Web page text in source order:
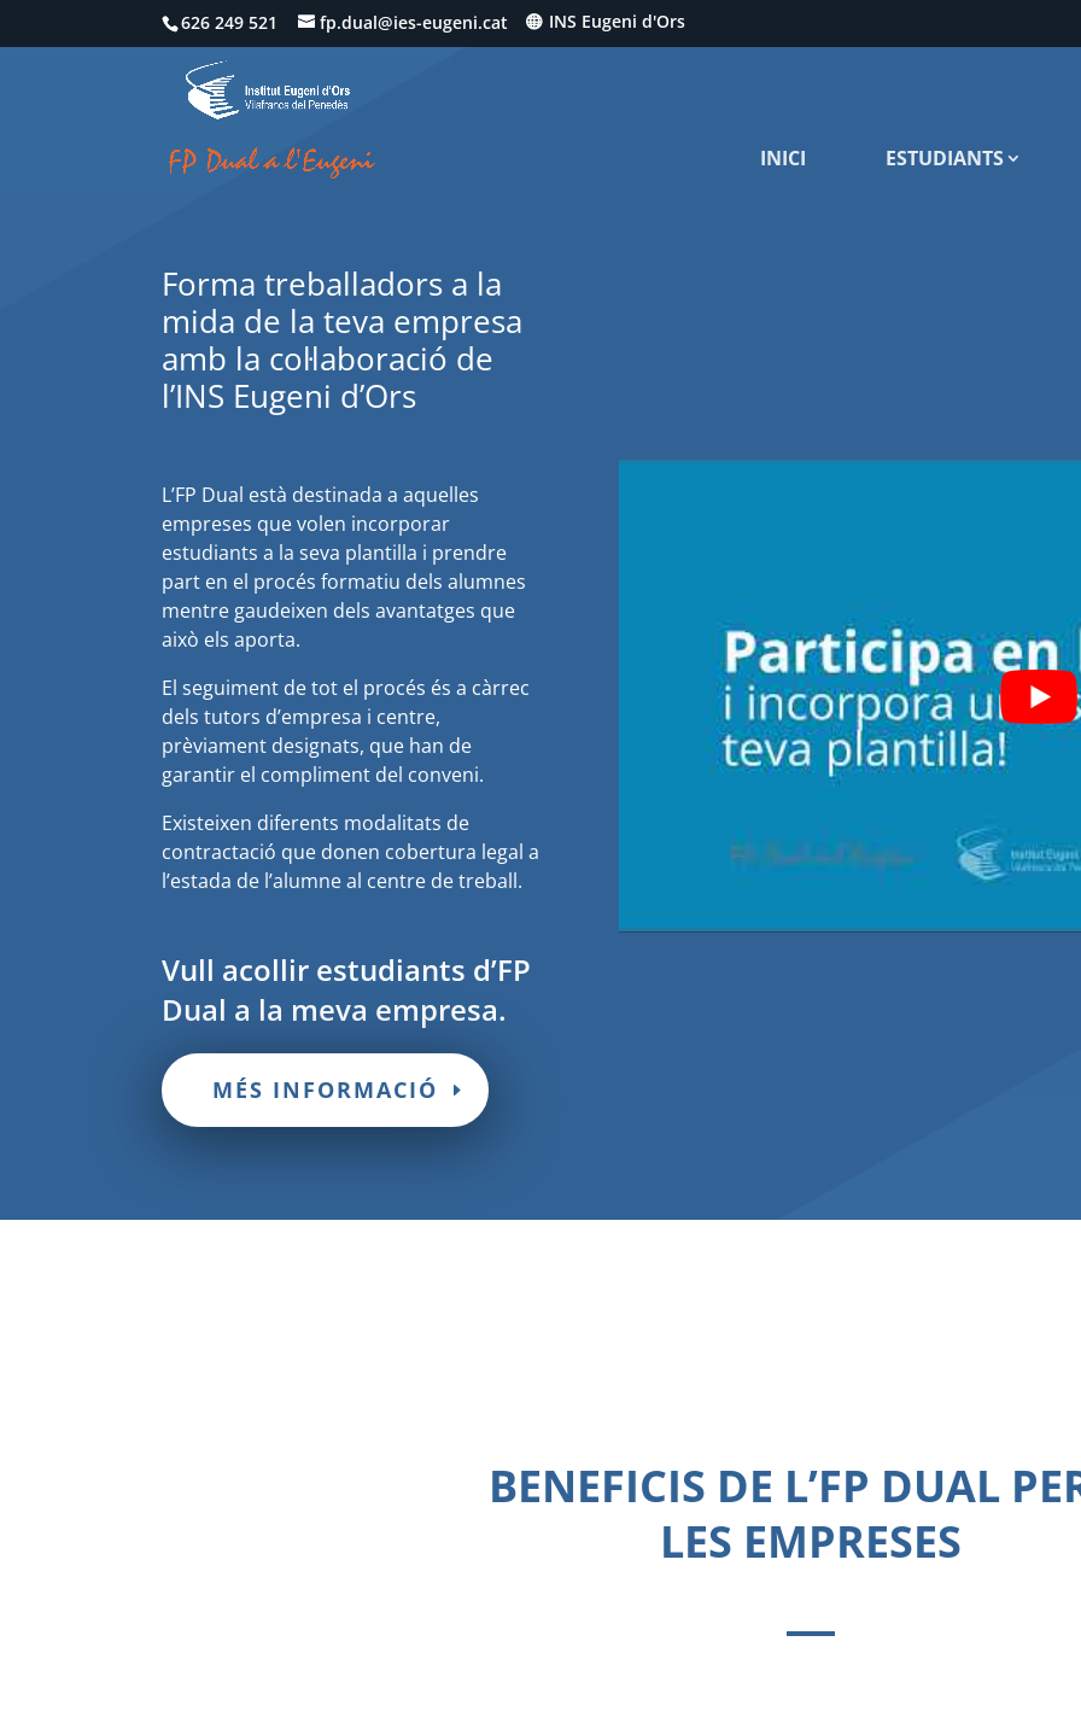
INS Eugeni d'Ors
626 249 521 fp.dual@ies-eugeni.cat
INICI ESTUDIANTS
Forma treballadors a la
mida de la teva empresa
amb la col·laboració de
l’INS Eugeni d’Ors
L’FP Dual està destinada a aquelles
empreses que volen incorporar
estudiants a la seva plantilla i prendre
part en el procés formatiu dels alumnes
mentre gaudeixen dels avantatges que
això els aporta.
El seguiment de tot el procés és a càrrec
dels tutors d’empresa i centre,
prèviament designats, que han de
garantir el compliment del conveni.
Existeixen diferents modalitats de
contractació que donen cobertura legal a
l’estada de l’alumne al centre de treball.
Vull acollir estudiants d’FP
Dual a la meva empresa.
MÉS INFORMACIÓ
BENEFICIS DE L’FP DUAL
LES EMPRESES